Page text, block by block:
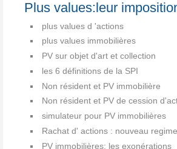
Plus values:leur
plus values d 'actions
plus values immobilières
PV sur objet d'art et collection
les 6 définitions de la SPI
Non résident et PV immobilière
Non résident et PV de cession
simulateur pour PV immobilières
Rachat d' actions : nouveau regime
PV immobilières: les exonérations